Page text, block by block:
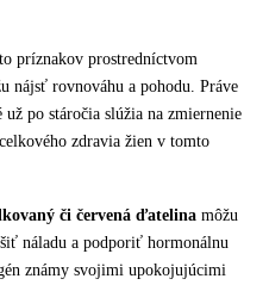
príznakov prostredníctvom
nájsť rovnováhu a pohodu. Práve
po stáročia slúžia na zmiernenie
zdravia žien v tomto
či červená ďatelina môžu
náladu a podporiť hormonálnu
známy svojimi upokojujúcimi